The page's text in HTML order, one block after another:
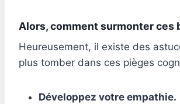
Alors, comment surmonter ces
Heureusement, il existe des
plus tomber dans ces pièges
Développez votre empathie.